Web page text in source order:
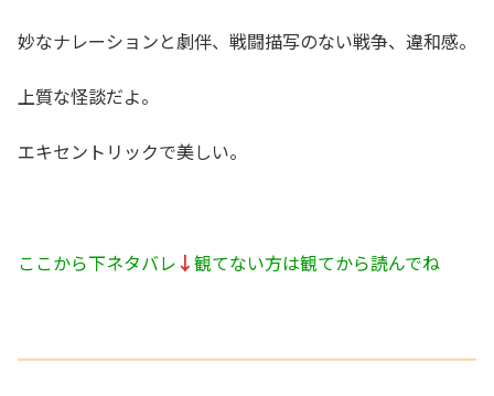
妙なナレーションと劇伴、戦闘描写のない戦争、違和感。
上質な怪談だよ。
エキセントリックで美しい。
ここから下ネタバレ ↓観てない方は観てから読んでね